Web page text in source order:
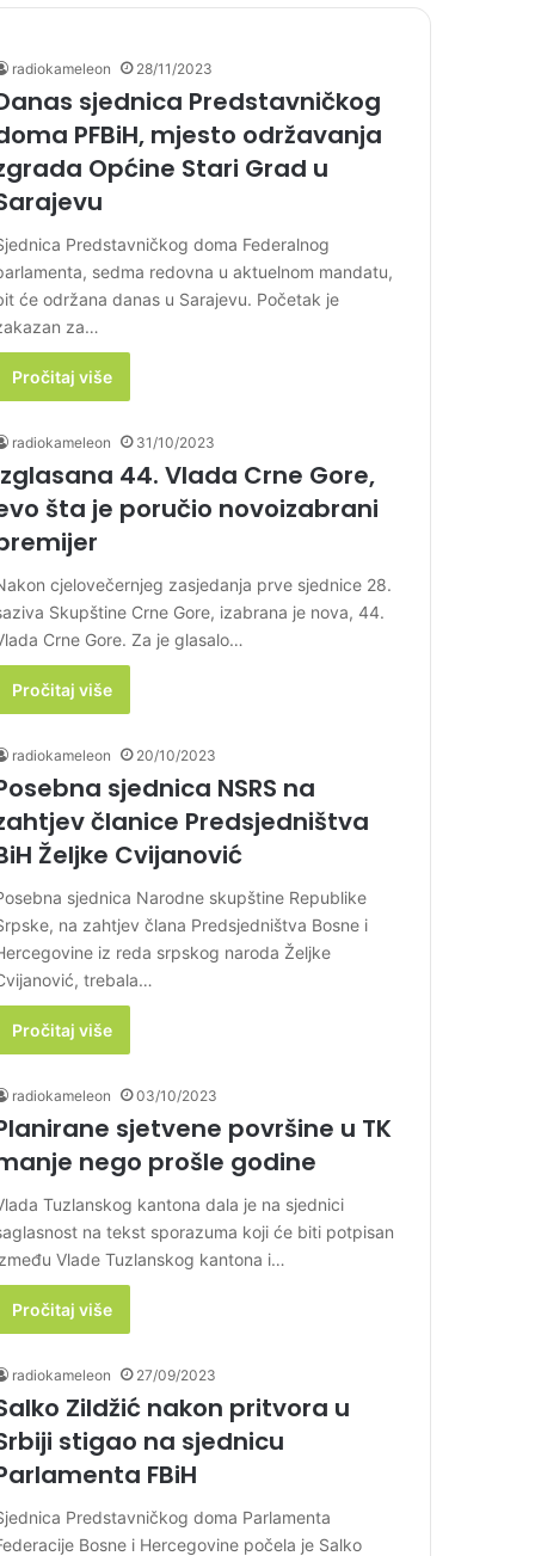
radiokameleon 28/11/2023
sjednica Predstavničkog
PFBiH, mjesto održavanja
Općine Stari Grad u
Predstavničkog doma Federalnog
sedma redovna u aktuelnom mandatu,
će održana danas u Sarajevu. Početak je
za…
Pročitaj više
radiokameleon 31/10/2023
44. Vlada Crne Gore,
šta je poručio novoizabrani
cjelovečernjeg zasjedanja prve sjednice 28.
Skupštine Crne Gore, izabrana je nova, 44.
Crne Gore. Za je glasalo…
Pročitaj više
radiokameleon 20/10/2023
sjednica NSRS na
članice Predsjedništva
Željke Cvijanović
sjednica Narodne skupštine Republike
na zahtjev člana Predsjedništva Bosne i
iz reda srpskog naroda Željke
trebala…
Pročitaj više
radiokameleon 03/10/2023
sjetvene površine u TK
nego prošle godine
Tuzlanskog kantona dala je na sjednici
na tekst sporazuma koji će biti potpisan
Vlade Tuzlanskog kantona i…
Pročitaj više
radiokameleon 27/09/2023
Zildžić nakon pritvora u
stigao na sjednicu
FBiH
Predstavničkog doma Parlamenta
Bosne i Hercegovine počela je Salko